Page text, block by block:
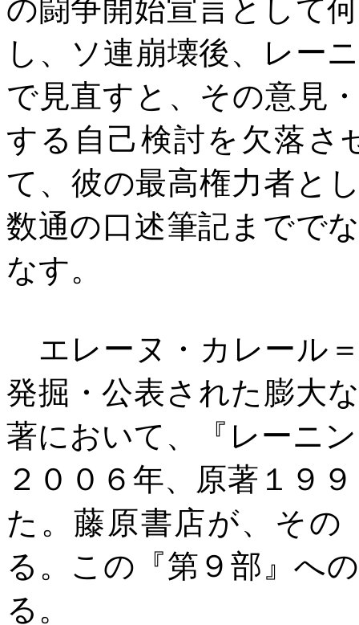
の闘争開始宣言として
し、ソ連崩壊後、レー
で見直すと、その意見
する自己検討を欠落さ
て、彼の最高権力者と
数通の口述筆記までで
なす。
エレーヌ・カレール
発掘・公表された膨大
著において、『レーニ
２００６年、原著１９
た。藤原書店が、その
る。この『第９部』へ
る。